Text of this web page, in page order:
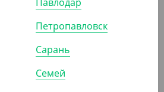
Петропавловск
Сарань
Семей